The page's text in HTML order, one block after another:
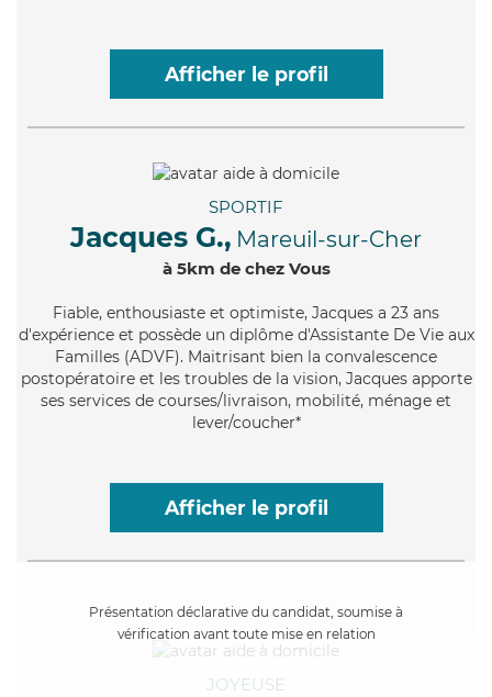
Afficher le profil
SPORTIF
Jacques G., Mareuil-sur-Cher
à 5km de chez Vous
Fiable, enthousiaste et optimiste, Jacques a 23 ans
d'expérience et possède un diplôme d'Assistante De Vie aux
Familles (ADVF). Maitrisant bien la convalescence
postopératoire et les troubles de la vision, Jacques apporte
ses services de courses/livraison, mobilité, ménage et
lever/coucher*
Afficher le profil
Présentation déclarative du candidat, soumise à
vérification avant toute mise en relation
JOYEUSE